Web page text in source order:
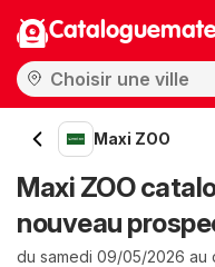
Maxi ZOO
Maxi ZOO
nouveau
du samedi 09/05/2026 au